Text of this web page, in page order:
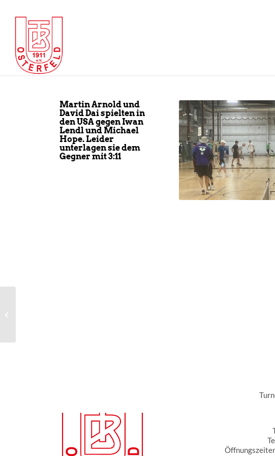
Martin Arnold und
David Dai spielten in
den USA gegen Iwan
Lendl und Michael
Hope. Leider
unterlagen sie dem
Gegner mit 3:11